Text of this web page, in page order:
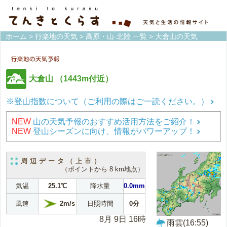
ホーム > 行楽地の天気 > 高原・山-北陸 一覧 > 大倉山の天気
大倉山 （1443m付近）
※登山指数について（ご利用の際はご一読ください。）
NEW 山の天気予報のおすすめ活用方法をご紹介！
NEW 登山シーズンに向け、情報がパワーアップ！
周辺データ（上市）
（ポイントから 8 km地点）
気温 25.1℃ 降水量 0.0mm
風速 2m/s 日照時間 0分
8月 9日 16時
雨雲(16:55)